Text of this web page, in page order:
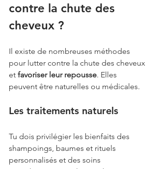
contre la chute des
cheveux ?
Il existe de nombreuses méthodes
pour lutter contre la chute des cheveux
et favoriser leur repousse. Elles
peuvent être naturelles ou médicales.
Les traitements naturels
Tu dois privilégier les bienfaits des
shampoings, baumes et rituels
personnalisés et des soins